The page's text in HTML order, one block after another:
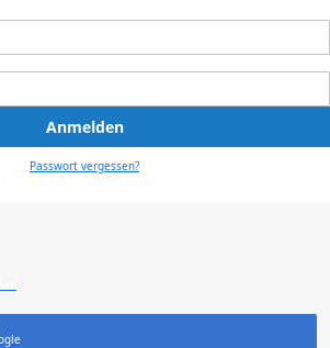
Anmelden
Passwort vergessen?